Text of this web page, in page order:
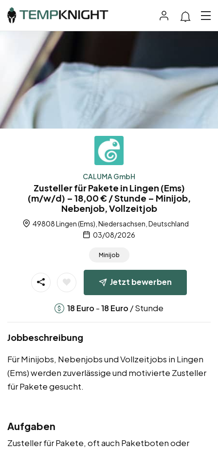
CALUMA GmbH
Zusteller für Pakete in Lingen (Ems)
(m/w/d) – 18,00 € / Stunde – Minijob,
Nebenjob, Vollzeitjob
49808 Lingen (Ems), Niedersachsen, Deutschland
03/08/2026
Minijob
Jetzt bewerben
18 Euro -18 Euro / Stunde
Jobbeschreibung
Für Minijobs, Nebenjobs und Vollzeitjobs in Lingen
(Ems) werden zuverlässige und motivierte Zusteller
für Pakete gesucht.
Aufgaben
Zusteller für Pakete, oft auch Paketboten oder